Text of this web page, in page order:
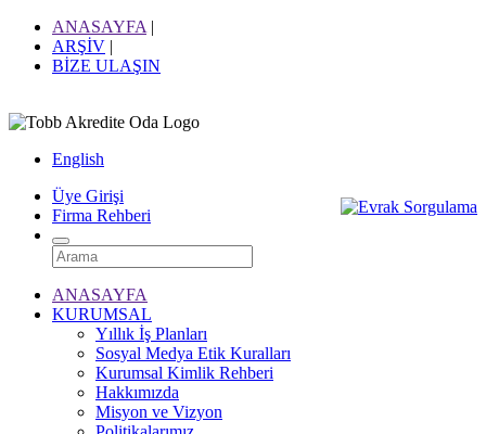
ANASAYFA |
ARŞİV |
BİZE ULAŞIN
English
Üye Girişi
Firma Rehberi
ANASAYFA
KURUMSAL
Yıllık İş Planları
Sosyal Medya Etik Kuralları
Kurumsal Kimlik Rehberi
Hakkımızda
Misyon ve Vizyon